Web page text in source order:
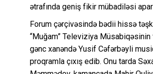
ətrafında geniş fikir mübadiləsi
Forum çərçivəsində bədii hissə
“Muğam” Televiziya Müsabiqəsinin
gənc xanəndə Yusif Cəfərbəyli
proqramla çıxış edib. Onu tarda